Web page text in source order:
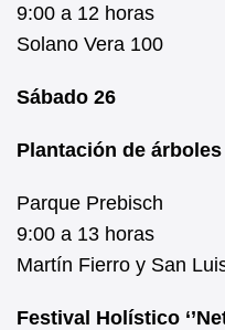
9:00 a 12 horas
Solano Vera 100
Sábado 26
Plantación de
Parque Prebisch
9:00 a 13 horas
Martín Fierro y San
Festival Holístico